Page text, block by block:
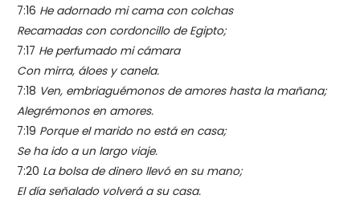
7:16 He adornado mi cama con colchas
Recamadas con cordoncillo de Egipto;
7:17 He perfumado mi cámara
Con mirra, áloes y canela.
7:18 Ven, embriaguémonos de amores hasta la mañana;
Alegrémonos en amores.
7:19 Porque el marido no está en casa;
Se ha ido a un largo viaje.
7:20 La bolsa de dinero llevó en su mano;
El día señalado volverá a su casa.